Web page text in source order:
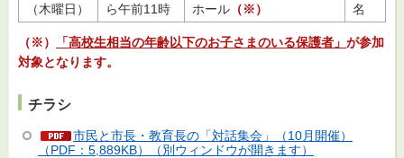
（木曜日）
ら午前11時
ホール （※）
名
（※） 「高校生相当の年齢以下のお子さまのいる保護者」 が参加
対象となります。
チラシ
市民と市長・教育長の「対話集会」（10月開催）
（PDF：5,889KB）（別ウィンドウが開きます）